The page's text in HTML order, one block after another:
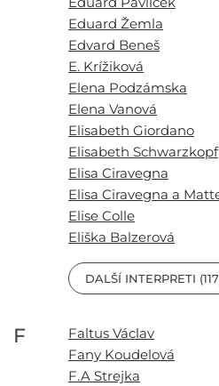
Eduard Žemla
Edvard Beneš
E. Krížiková
Elena Podzámska
Elena Vanová
Elisabeth Giordano
Elisabeth Schwarzkopf
Elisa Ciravegna
Elisa Ciravegna a
Elise Colle
Eliška Balzerová
DALŠÍ INTERPRETI
F
Faltus Václav
Fany Koudelová
F.A Strejka